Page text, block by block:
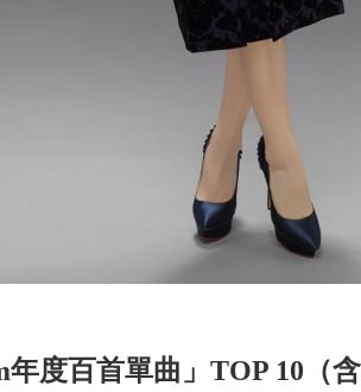
年度百首單曲」TOP 10（